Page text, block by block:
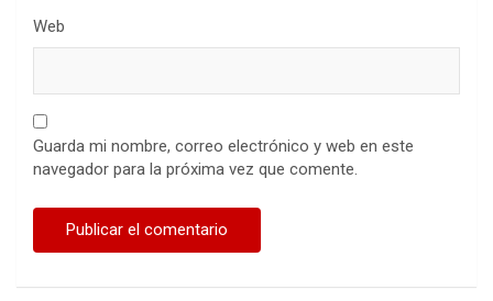
Web
Guarda mi nombre, correo electrónico y web en este
navegador para la próxima vez que comente.